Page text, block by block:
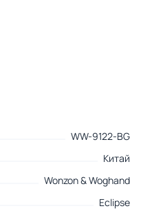
WW-9122-BG
Китай
Wonzon & Woghand
Eclipse